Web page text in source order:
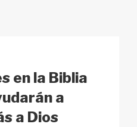
p
at
en la Biblia
a
a Dios